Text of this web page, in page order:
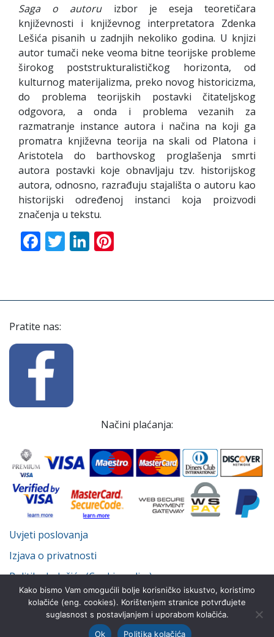
Saga o autoruizbor je eseja teoretičara
književnosti i književnog interpretatora Zdenka
Lešića pisanih u zadnjih nekoliko godina. U knjizi
autor tumači neke veoma bitne teorijske probleme
širokog poststrukturalističkog horizonta, od
kulturnog materijalizma, preko novog historicizma,
do problema teorijskih postavki čitateljskog
odgovora, a onda i problema vezanih za
razmatranje instance autora i načina na koji ga
promatra književna teorija na skali od Platona i
Aristotela do barthovskog proglašenja smrti
autora postavki koje obnavljaju tzv. historijskog
autora, odnosno, razrađuju stajališta o autoru kao
historijski određenoj instanci koja proizvodi
značenja u tekstu.
Facebook
TwitterLinkedIn
Pratite nas:
Načini plaćanja:
Uvjeti poslovanja
Izjava o privatnosti
Politika kolačića (Cookie policy)
© Despot Infinitus d.o.o. 2022.-2026. Sva prava pridržana.
Kako bismo Vam omogućili bolje korisničko iskustvo, koristimo
kolačiće (eng. cookies). Korištenjem stranice potvrđujete
suglasnost s postavljanjem i uporabom kolačića.
Ok
Politika kolačića